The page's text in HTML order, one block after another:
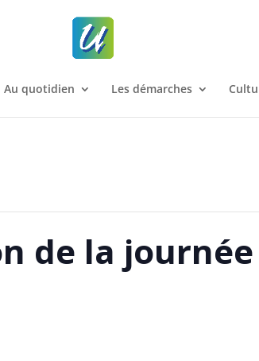
Au quotidien Les démarches
de la